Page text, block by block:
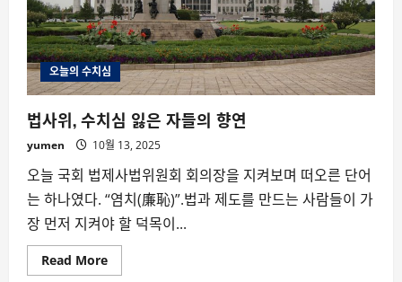
오늘의 수치심
법사위, 수치심 잃은 자들의 향연
yumen 10월 13, 2025
오늘 국회 법제사법위원회 회의장을 지켜보며 떠오른 단어
는 하나였다. “염치(廉恥)”.법과 제도를 만드는 사람들이 가
장 먼저 지켜야 할 덕목이...
Read MoreRead
more